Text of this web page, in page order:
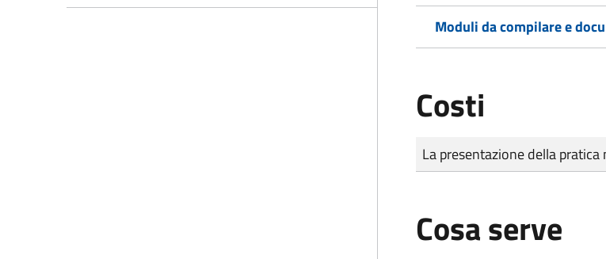
Moduli da compilare e
Costi
Tipo di pagamento
Importo
La presentazione della
Cosa serve